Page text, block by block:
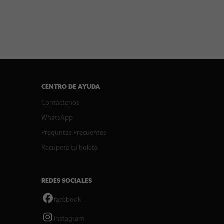
CENTRO DE AYUDA
Contáctenos
WhatsApp
Preguntas Frecuentes
Recupera tu boleta
REDES SOCIALES
facebook
instagram